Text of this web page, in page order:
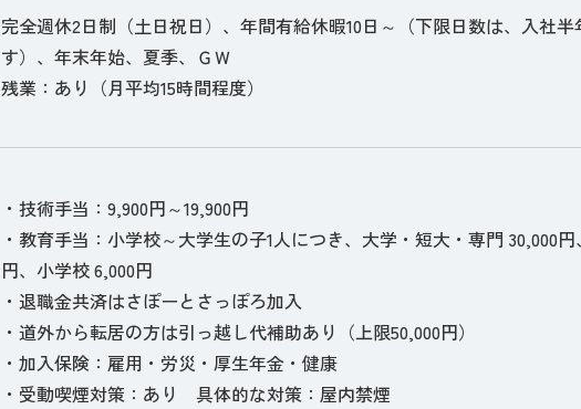
完全週休2日制（土日祝日）、年間有給休暇10日～（下限日数は、入社
す）、年末年始、夏季、ＧＷ
残業：あり（月平均15時間程度）
・技術手当：9,900円～19,900円
・教育手当：小学校～大学生の子1人につき、大学・短大・専門 30,000
円、小学校 6,000円
・退職金共済はさぽーとさっぽろ加入
・道外から転居の方は引っ越し代補助あり（上限50,000円）
・加入保険：雇用・労災・厚生年金・健康
・受動喫煙対策：あり 具体的な対策：屋内禁煙